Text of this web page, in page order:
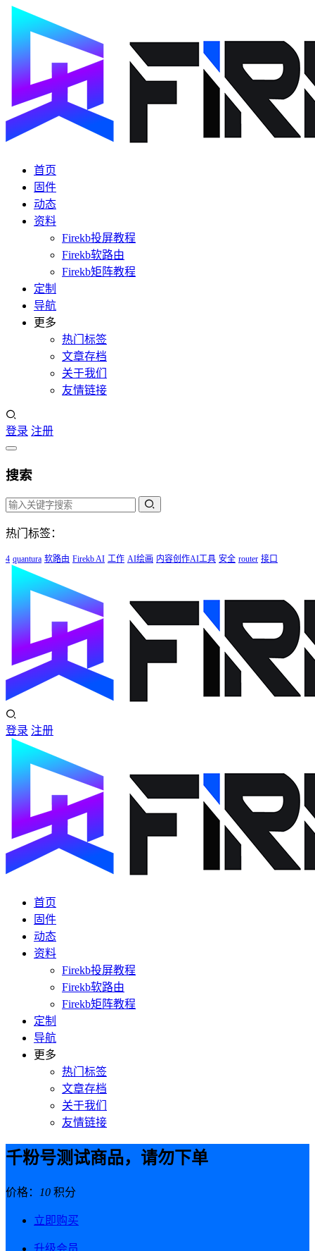
首页
固件
动态
资料
Firekb投屏教程
Firekb软路由
Firekb矩阵教程
定制
导航
更多
热门标签
文章存档
关于我们
友情链接
登录 注册
搜索
热门标签：
4 quantura 软路由 Firekb AI 工作 AI绘画 内容创作AI工具 安全 router 接口
登录 注册
首页
固件
动态
资料
Firekb投屏教程
Firekb软路由
Firekb矩阵教程
定制
导航
更多
热门标签
文章存档
关于我们
友情链接
千粉号测试商品，请勿下单
价格： 10 积分
立即购买